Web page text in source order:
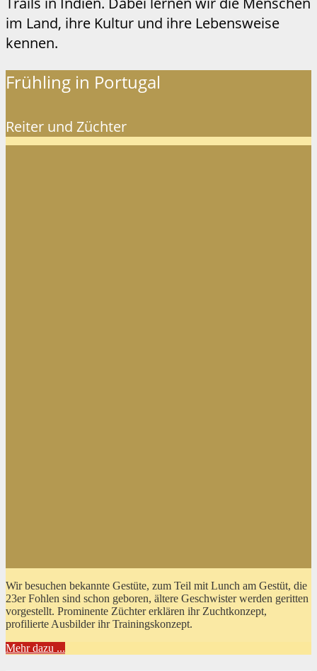
im Land, ihre Kultur und ihre Lebensweise
kennen.
Frühling in Portugal
Reiter und Züchter
Wir besuchen bekannte Gestüte, zum Teil mit Lunch am Gestüt, die
23er Fohlen sind schon geboren, ältere Geschwister werden geritten
vorgestellt. Prominente Züchter erklären ihr Zuchtkonzept,
profilierte Ausbilder ihr Trainingskonzept.
Mehr dazu ...